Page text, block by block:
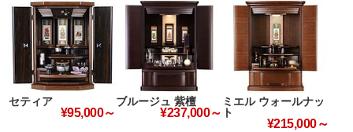
セティア
¥95,000～
ブルージュ 紫檀
¥237,000～
ミエル ウォールナッ
ト
¥215,000～